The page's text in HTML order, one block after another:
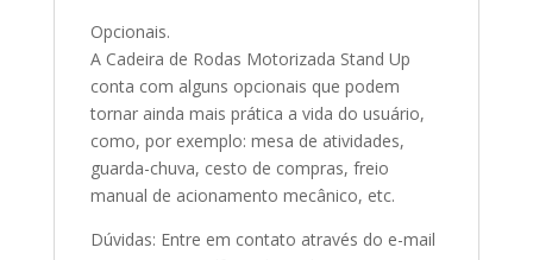
Opcionais.
A Cadeira de Rodas Motorizada Stand Up
conta com alguns opcionais que podem
tornar ainda mais prática a vida do usuário,
como, por exemplo: mesa de atividades,
guarda-chuva, cesto de compras, freio
manual de acionamento mecânico, etc.
Dúvidas: Entre em contato através do e-mail